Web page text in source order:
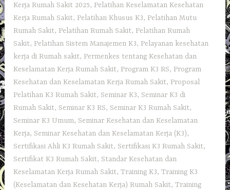
Kerja Rumah Sakit 2025, Pelatihan Keselamatan Kesehatan
Kerja Rumah Sakit, Pelatihan Khusus K3, Pelatihan Mutu
Rumah Sakit, Pelatihan Rumah Sakit‎, Pelatihan Rumah
Sakit, Pelatihan Sistem Manajemen K3, Pelayanan kesehatan
kerja di Rumah sakit, Permenkes tentang Kesehatan dan
Keselamatan Kerja Rumah Sakit, Program K3 RS, Program
Kesehatan dan Keselamatan Kerja Rumah Sakit, Proposal
Pelatihan K3 Rumah Sakit, Seminar K3, Seminar K3 di
Rumah Sakit, Seminar K3 RS, Seminar K3 Rumah Sakit,
Seminar K3 Umum, Seminar Kesehatan dan Keselamatan
Kerja, Seminar Kesehatan dan Keselamatan Kerja (K3),
Sertifikasi Ahli K3 Rumah Sakit, Sertifikasi K3 Rumah Sakit,
Sertifikat K3 Rumah Sakit, Standar Kesehatan dan
Keselamatan Kerja Rumah Sakit,Training K3,Training K3
(Keselamatan dan Kesehatan Kerja) Rumah Sakit,Training